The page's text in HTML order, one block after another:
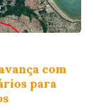
com
para